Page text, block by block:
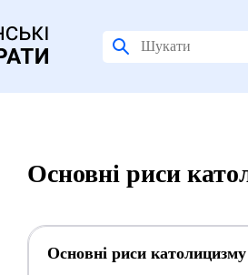
Основні риси
Основні риси католицизму